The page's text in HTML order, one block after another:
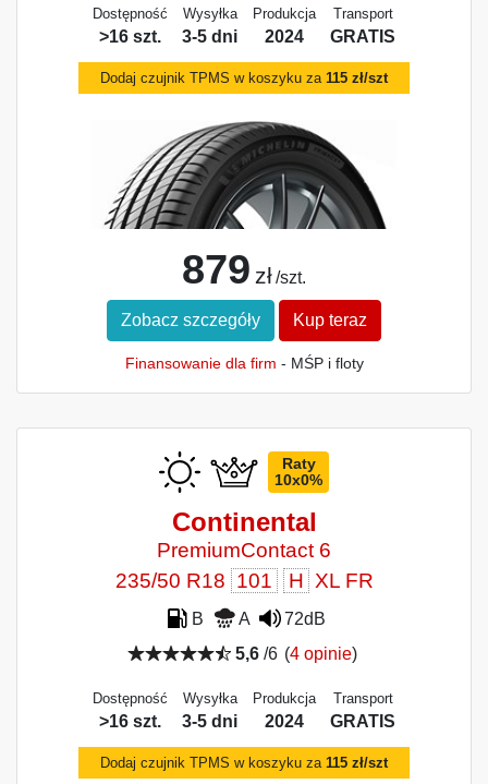
Dostępność
>16 szt.
Wysyłka
3-5 dni
Produkcja
2024
Transport
GRATIS
Dodaj czujnik TPMS w koszyku za 115 zł/szt
879 zł /szt.
Zobacz szczegóły Kup teraz
Finansowanie dla firm - MŚP i floty
Raty
10x0%
Continental
PremiumContact 6
235/50 R18 101 H XL FR
B A
72dB
5,6/6 (4 opinie)
Dostępność
>16 szt.
Wysyłka
3-5 dni
Produkcja
2024
Transport
GRATIS
Dodaj czujnik TPMS w koszyku za 115 zł/szt